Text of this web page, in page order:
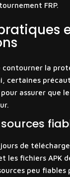
FRP.
contourner la
certaines
assurer que
de
les fichiers APK
peu